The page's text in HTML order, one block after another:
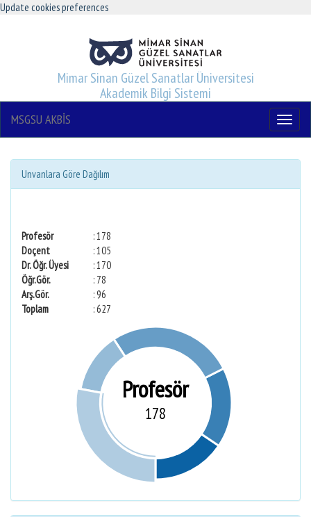
Update cookies preferences
Mimar Sinan Güzel Sanatlar Üniversitesi
Akademik Bilgi Sistemi
Menu
MSGSU AKBİS
Unvanlara Göre Dağılım
Profesör
: 178
Doçent
: 105
Dr. Öğr. Üyesi
: 170
Öğr.Gör.
: 78
Arş.Gör.
: 96
Toplam
: 627
Profesör
178